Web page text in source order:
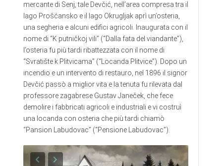
mercante di Senj, tale Devčić, nell’area compresa tra il
lago Prošćansko e il lago Okrugljak aprì un’osteria,
una segheria e alcuni edifici agricoli. Inaugurata con il
nome di “K putničkoj vili” (“Dalla fata del viandante”),
l’osteria fu più tardi ribattezzata con il nome di
“Svratište k Plitvicama” (“Locanda Plitvice”). Dopo un
incendio e un intervento di restauro, nel 1896 il signor
Devčić passò a miglior vita e la tenuta fu rilevata dal
professore zagabrese Gustav Janeček, che fece
demolire i fabbricati agricoli e industriali e vi costruì
una locanda con osteria che più tardi chiamò
“Pansion Labudovac” (“Pensione Labudovac”).